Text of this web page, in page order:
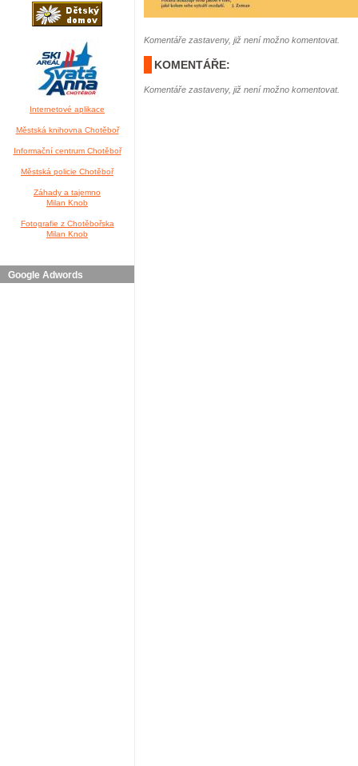
Internetové aplikace
Městská knihovna Chotěboř
Informační centrum Chotěboř
Městská policie Chotěboř
Záhady a tajemno
Milan Knob
Fotografie z Chotěbořska
Milan Knob
Google Adwords
Komentáře zastaveny, již není možno komentovat.
KOMENTÁŘE:
Komentáře zastaveny, již není možno komentovat.